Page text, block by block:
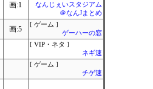
画:1
なんじぇいスタジアム
＠なんJまとめ
画:5
[ ゲーム ]
ゲーハーの窓
[ VIP・ネタ ]
ネギ速
[ ゲーム ]
チゲ速